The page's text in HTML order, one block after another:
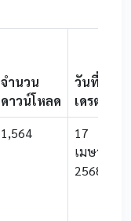
จำนวน
ดาวน์โหลด
วันที่อับ
เดรต
1,564
17
เมษายน
2568